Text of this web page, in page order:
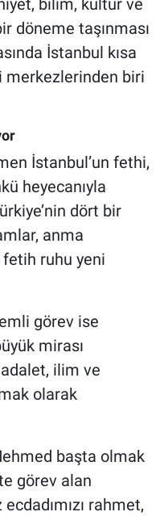
bilim, kültür ve
döneme taşınması
İstanbul kısa
merkezlerinden biri
İstanbul’un fethi,
heyecanıyla
dört bir
anma
ruhu yeni
görev ise
mirası
ilim ve
olarak
başta olmak
görev alan
rahmet,